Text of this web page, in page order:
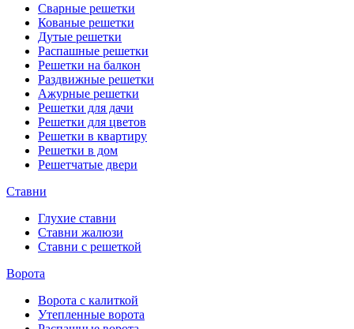
Сварные решетки
Кованые решетки
Дутые решетки
Распашные решетки
Решетки на балкон
Раздвижные решетки
Ажурные решетки
Решетки для дачи
Решетки для цветов
Решетки в квартиру
Решетки в дом
Решетчатые двери
Ставни
Глухие ставни
Ставни жалюзи
Ставни с решеткой
Ворота
Ворота с калиткой
Утепленные ворота